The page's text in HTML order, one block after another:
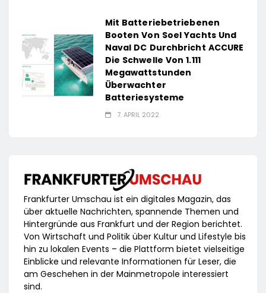
Mit Batteriebetriebenen
Booten Von Soel Yachts Und
Naval DC Durchbricht ACCURE
Die Schwelle Von 1.111
Megawattstunden
Überwachter
Batteriesysteme
7. APRIL 2022
Frankfurter Umschau ist ein digitales Magazin, das
über aktuelle Nachrichten, spannende Themen und
Hintergründe aus Frankfurt und der Region berichtet.
Von Wirtschaft und Politik über Kultur und Lifestyle bis
hin zu lokalen Events – die Plattform bietet vielseitige
Einblicke und relevante Informationen für Leser, die
am Geschehen in der Mainmetropole interessiert
sind.